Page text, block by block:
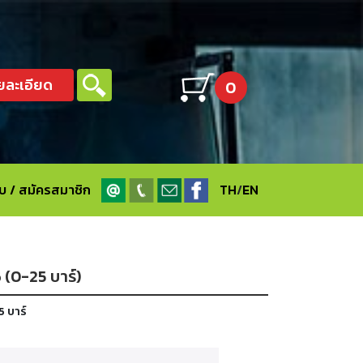
ะเอียด 0
/ สมัครสมาชิก TH/EN
(0-25 บาร์)
บาร์